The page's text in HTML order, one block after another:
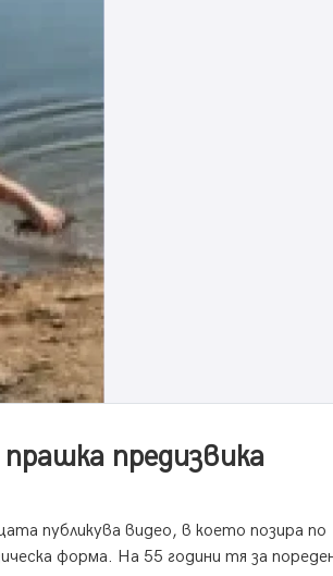
предизвика
публикува видео, в което позира по
форма. На 55 години тя за